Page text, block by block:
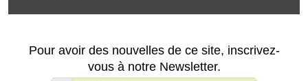
Pour avoir des nouvelles de ce site, inscrivez-
vous à notre Newsletter.